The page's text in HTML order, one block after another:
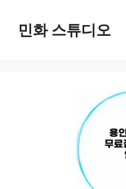
민화 스튜디오